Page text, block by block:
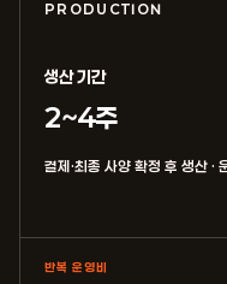
PRODUCTION
생산 기간
2~4주
결제·최종 사양 확정 후 생산 ·
반복 운영비